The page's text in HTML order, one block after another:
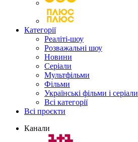
Категорії
Реаліті-шоу
Розважальні шоу
Новини
Серіали
Мультфільми
Фільми
Українські фільми і серіали
Всі категорії
Всі проєкти
Канали